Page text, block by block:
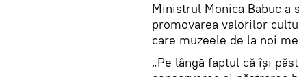
Ministrul Monica Babuc a
promovarea valorilor
care muzeele de la noi
„Pe lângă faptul că își